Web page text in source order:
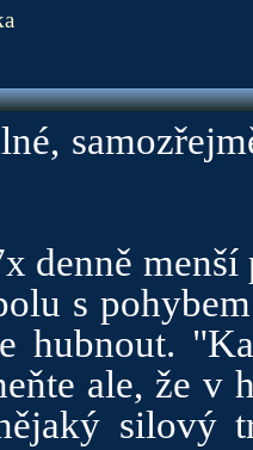
denně
s
hubnout.
ale, že
silový